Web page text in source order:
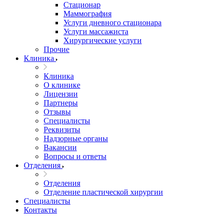
Стационар
Маммография
Услуги дневного стационара
Услуги массажиста
Хирургические услуги
Прочие
Клиника
Клиника
О клинике
Лицензии
Партнеры
Отзывы
Специалисты
Реквизиты
Надзорные органы
Вакансии
Вопросы и ответы
Отделения
Отделения
Отделение пластической хирургии
Специалисты
Контакты